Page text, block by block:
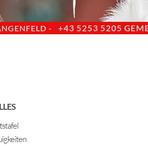
- +43 5253 5205